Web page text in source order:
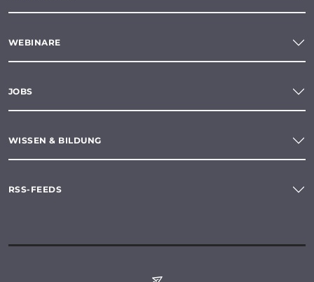
WEBINARE
JOBS
WISSEN & BILDUNG
RSS-FEEDS